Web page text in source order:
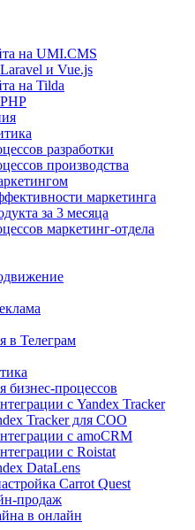
на UMI.CMS
и Vue.js
на Tilda
разработки
производства
маркетинга
за 3 месяца
маркетинг-отдела
в Телеграм
бизнес-процессов
с Yandex Tracker
Tracker для СОО
с amoCRM
с Roistat
DataLens
Carrot Quest
продаж
в онлайн